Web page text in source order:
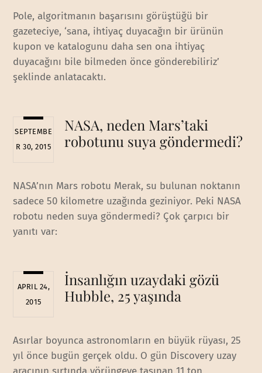
Pole, algoritmanın başarısını görüştüğü bir
gazeteciye, ‘sana, ihtiyaç duyacağın bir ürünün
kupon ve katalogunu daha sen ona ihtiyaç
duyacağını bile bilmeden önce gönderebiliriz’
şeklinde anlatacaktı.
SEPTEMBE
R 30, 2015
NASA, neden Mars’taki
robotunu suya göndermedi?
NASA’nın Mars robotu Merak, su bulunan noktanın
sadece 50 kilometre uzağında geziniyor. Peki NASA
robotu neden suya göndermedi? Çok çarpıcı bir
yanıtı var:
APRIL 24,
2015
İnsanlığın uzaydaki gözü
Hubble, 25 yaşında
Asırlar boyunca astronomların en büyük rüyası, 25
yıl önce bugün gerçek oldu. O gün Discovery uzay